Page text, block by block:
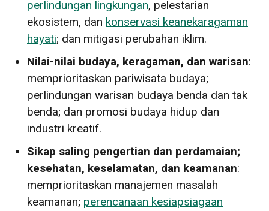
perlindungan lingkungan, pelestarian
ekosistem, dan konservasi keanekaragaman
hayati; dan mitigasi perubahan iklim.
Nilai-nilai budaya, keragaman, dan warisan:
memprioritaskan pariwisata budaya;
perlindungan warisan budaya benda dan tak
benda; dan promosi budaya hidup dan
industri kreatif.
Sikap saling pengertian dan perdamaian;
kesehatan, keselamatan, dan keamanan:
memprioritaskan manajemen masalah
keamanan; perencanaan kesiapsiagaan